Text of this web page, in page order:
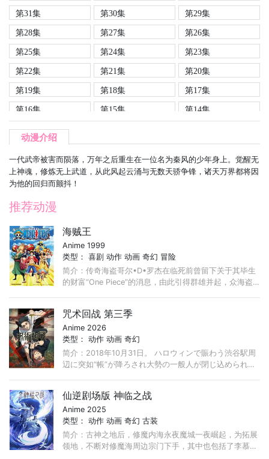
第31集
第30集
第29集
第28集
第27集
第26集
第25集
第24集
第23集
第22集
第21集
第20集
第19集
第18集
第17集
第16集
第15集
第14集
第13集
第07集
第06集
第05集
第04集
第01集
动漫介绍
一代武帝被害而陨落，万年之后重生在一位名为秦风的少年身上。觉醒无
上神魂，修炼无上武道，从此风起云涌与无数天骄争锋，诸天万界都将因
为他的回归而颤抖！
推荐动漫
海贼王
Anime 1999
类型：喜剧 动作 动画 奇幻 冒险
简介：传奇海盗哥尔•D•罗杰在临死前曾留下关于其毕生
的财富“One Piece”的消息，由此引得群雄并起，众海盗
咒术回战 第三季
Anime 2026
类型：动作 动画 奇幻
简介：2018年10月31日。 ハロウィンで賑わう渋谷駅周
辺に突如“帳”が降ろされ大勢の一般人が閉じ込められ
仙逆剧场版 神临之战
Anime 2025
类型：动作 动画 奇幻 古装
简介：古神之地后，修魔内海永夜魔城一夜崛起，为拓展
领地，不断对修魔海周边宗门下手，其中也包括了李慕婉